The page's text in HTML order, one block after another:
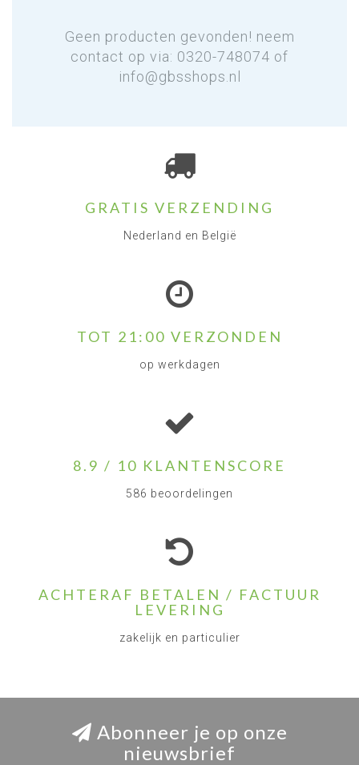
Geen producten gevonden! neem
contact op via: 0320-748074 of
info@gbsshops.nl
GRATIS VERZENDING
Nederland en België
TOT 21:00 VERZONDEN
op werkdagen
8.9 / 10 KLANTENSCORE
586 beoordelingen
ACHTERAF BETALEN / FACTUUR
LEVERING
zakelijk en particulier
Abonneer je op onze
nieuwsbrief